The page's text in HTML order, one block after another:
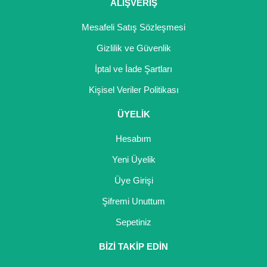
ALIŞVERİŞ
Mesafeli Satış Sözleşmesi
Gizlilik ve Güvenlik
İptal ve İade Şartları
Kişisel Veriler Politikası
ÜYELİK
Hesabım
Yeni Üyelik
Üye Girişi
Şifremi Unuttum
Sepetiniz
BİZİ TAKİP EDİN